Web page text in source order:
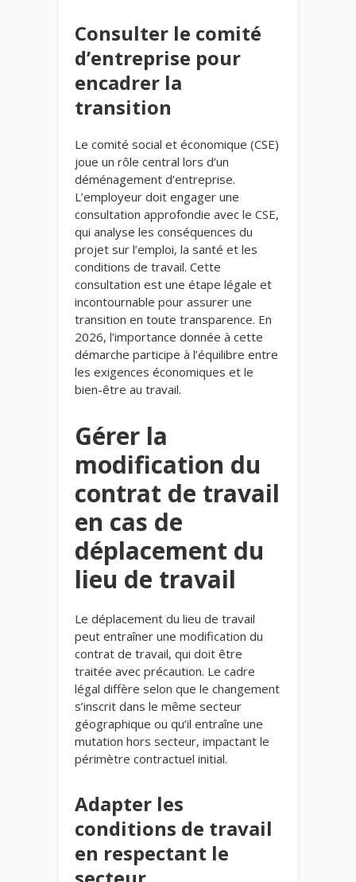
Consulter le comité
d’entreprise pour
encadrer la
transition
Le comité social et économique (CSE)
joue un rôle central lors d’un
déménagement d’entreprise.
L’employeur doit engager une
consultation approfondie avec le CSE,
qui analyse les conséquences du
projet sur l’emploi, la santé et les
conditions de travail. Cette
consultation est une étape légale et
incontournable pour assurer une
transition en toute transparence. En
2026, l’importance donnée à cette
démarche participe à l’équilibre entre
les exigences économiques et le
bien-être au travail.
Gérer la
modification du
contrat de travail
en cas de
déplacement du
lieu de travail
Le déplacement du lieu de travail
peut entraîner une modification du
contrat de travail, qui doit être
traitée avec précaution. Le cadre
légal diffère selon que le changement
s’inscrit dans le même secteur
géographique ou qu’il entraîne une
mutation hors secteur, impactant le
périmètre contractuel initial.
Adapter les
conditions de travail
en respectant le